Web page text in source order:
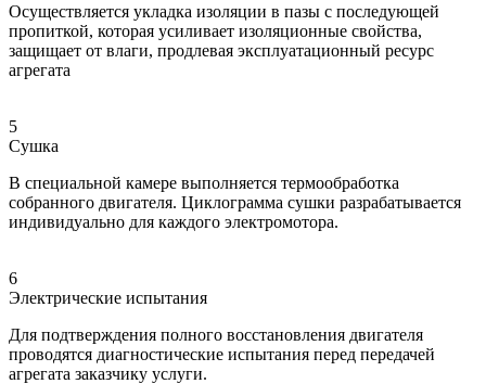
Осуществляется укладка изоляции в пазы с последующей
пропиткой, которая усиливает изоляционные свойства,
защищает от влаги, продлевая эксплуатационный ресурс
агрегата
5
Сушка
В специальной камере выполняется термообработка
собранного двигателя. Циклограмма сушки разрабатывается
индивидуально для каждого электромотора.
6
Электрические испытания
Для подтверждения полного восстановления двигателя
проводятся диагностические испытания перед передачей
агрегата заказчику услуги.